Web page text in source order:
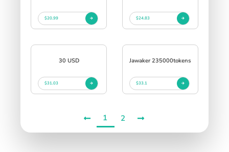
$20.99 $24.83
30 USD
$31.03
Jawaker 235000tokens
$33.1
1 2